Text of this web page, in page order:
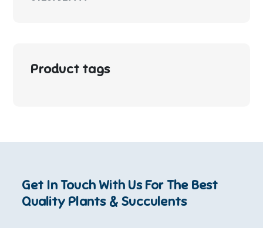
Product tags
Get In Touch With Us For The Best
Quality Plants & Succulents